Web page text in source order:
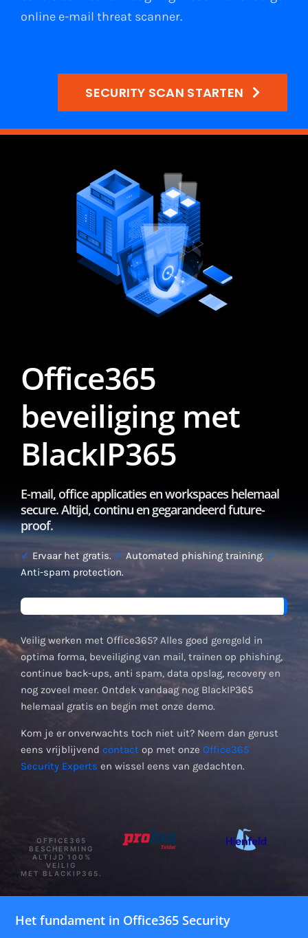
online e-mail threat scanner.
SECURITY SCAN STARTEN
Office365
beveiliging met
BlackIP365
E-mail, office applicaties en workspaces helemaal
secure. Altijd, continu en gegarandeerd future-
proof.
✓ Ervaar het gratis. ✓ Automated phishing training. ✓
Anti-spam protection.
Veilig werken met Office365? Alles goed geregeld in
optima forma, beveiliging van mail, trainen op phishing,
continue back-ups, anti spam, data opslag, recovery en
nog zoveel meer. Ontdek vandaag nog BlackIP365
helemaal gratis en begin met onze demo.
Kom je er onverwachts toch niet uit? Neem dan gerust
eens vrijblijvend contact op met onze Office365
Security Experts en wissel eens van gedachten.
OFFICE365
BESCHERMING
ALTIJD 100%
VEILIG
MET BLACKIP365.
Het fundament in Office365 Security